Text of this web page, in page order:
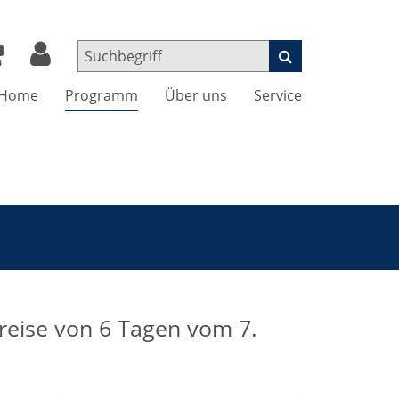
Programm Über uns Service
von 6 Tagen vom 7.